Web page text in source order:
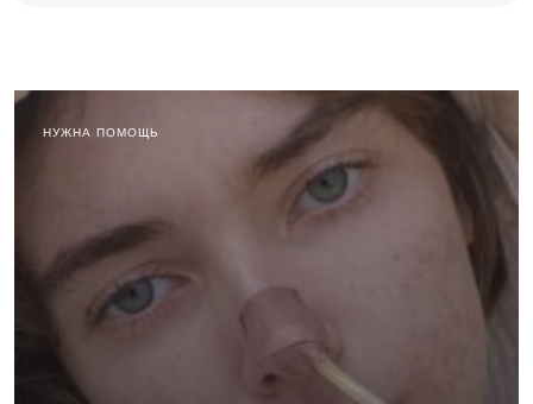
НУЖНА ПОМОЩЬ